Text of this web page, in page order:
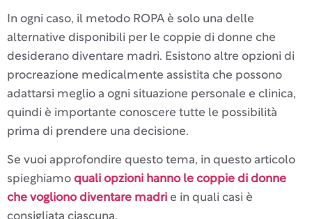
In ogni caso, il metodo ROPA è solo una delle
alternative disponibili per le coppie di donne che
desiderano diventare madri. Esistono altre opzioni di
procreazione medicalmente assistita che possono
adattarsi meglio a ogni situazione personale e clinica,
quindi è importante conoscere tutte le possibilità
prima di prendere una decisione.
Se vuoi approfondire questo tema, in questo articolo
spieghiamo quali opzioni hanno le coppie di donne
che vogliono diventare madri e in quali casi è
consigliata ciascuna.